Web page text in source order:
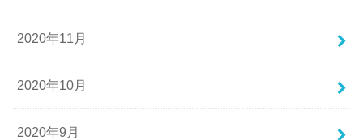
2020年11月
2020年10月
2020年9月